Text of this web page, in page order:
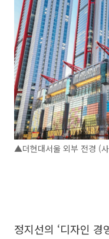
▲더현대서울 외부 전경 (
정지선의 ‘디자인 경